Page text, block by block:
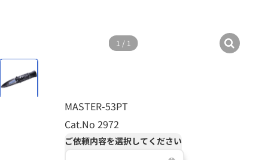
1 / 1
MASTER-53PT
Cat.No 2972
ご依頼内容を選択してください